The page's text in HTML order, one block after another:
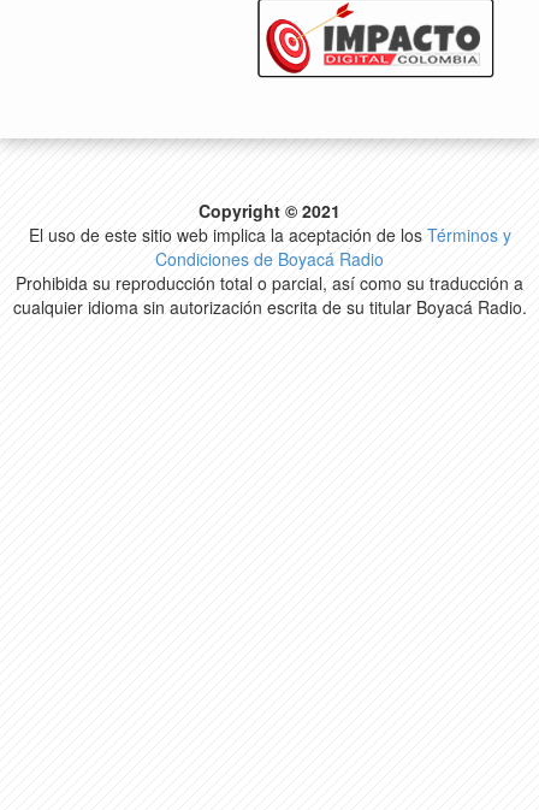
Copyright © 2021
El uso de este sitio web implica la aceptación de los Términos y
Condiciones de Boyacá Radio
Prohibida su reproducción total o parcial, así como su traducción a
cualquier idioma sin autorización escrita de su titular Boyacá Radio.